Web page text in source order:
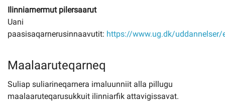
Ilinniarnermut pilersaarut
Uani
paasisaqarnerusinnaavutit: https://www.ug.dk/uddannelser/
Maalaaruteqarneq
Suliap suliarineqarnera imaluunniit alla pillugu
maalaaruteqarusukkuit ilinniarfik attavigissavat.